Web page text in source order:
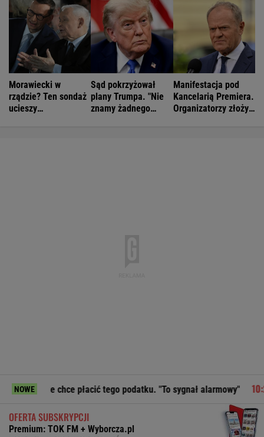
Morawiecki w
rządzie? Ten sondaż
ucieszy
Sąd pokrzyżował
plany Trumpa. "Nie
znamy żadnego
Manifestacja pod
Kancelarią Premiera.
Organizatorzy złożyli
NOWE
płacić tego podatku. "To sygnał alarmowy" Moby
OFERTA SUBSKRYPCJI
Premium: TOK FM + Wyborcza.pl